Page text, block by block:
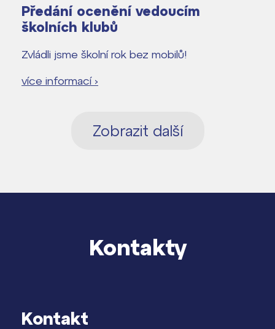
Předání ocenění vedoucím
školních klubů
Zvládli jsme školní rok bez mobilů!
více informací ›
Zobrazit další
Kontakty
Kontakt